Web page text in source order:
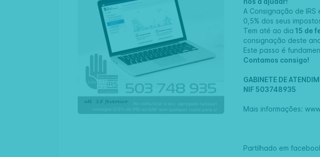
A Consignação de
0,5% dos seus
Tem até ao dia 15 de
consignação deste
Este passo é
Contamos consigo!
GABINETE DE
NIF 503748935
Mais informações:
Partilhado em